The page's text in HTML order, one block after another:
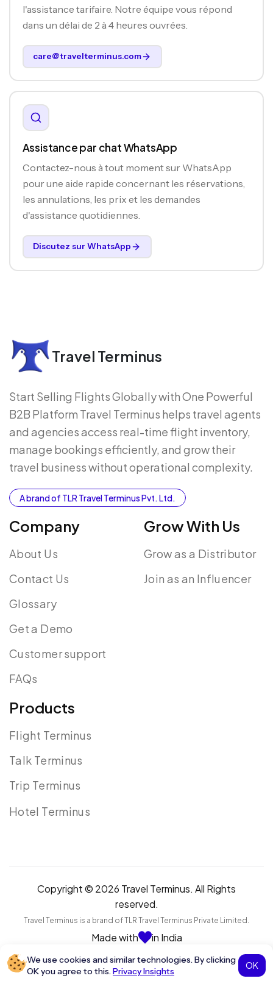
We use cookies and similar technologies. By clicking
OK you agree to this.Privacy Insights
OK
l'assistance tarifaire. Notre équipe vous répond
dans un délai de 2 à 4 heures ouvrées.
care@travelterminus.com
Assistance par chat WhatsApp
Contactez-nous à tout moment sur WhatsApp
pour une aide rapide concernant les réservations,
les annulations, les prix et les demandes
d'assistance quotidiennes.
Discutez sur WhatsApp
Travel Terminus
Start Selling Flights Globally with One Powerful
B2B Platform Travel Terminus helps travel agents
and agencies access real-time flight inventory,
manage bookings efficiently, and grow their
travel business without operational complexity.
A brand of TLR Travel Terminus Pvt. Ltd.
Company
About Us
Contact Us
Glossary
Get a Demo
Customer support
FAQs
Grow With Us
Grow as a Distributor
Join as an Influencer
Products
Flight Terminus
Talk Terminus
Trip Terminus
Hotel Terminus
Copyright © 2026 Travel Terminus. All Rights
reserved.
Travel Terminus is a brand of TLR Travel Terminus Private Limited.
Made with in India